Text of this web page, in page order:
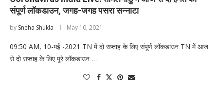
संपूर्ण लॉकडाउन, जगह-जगह पसरा सन्नाटा
by Sneha Shukla May 10, 2021
09:50 AM, 10-मई -2021 TN में दो सप्ताह के लिए संपूर्ण लॉकडाउन TN में आज
से दो सप्ताह के लिए पूरे लॉकडाउन …